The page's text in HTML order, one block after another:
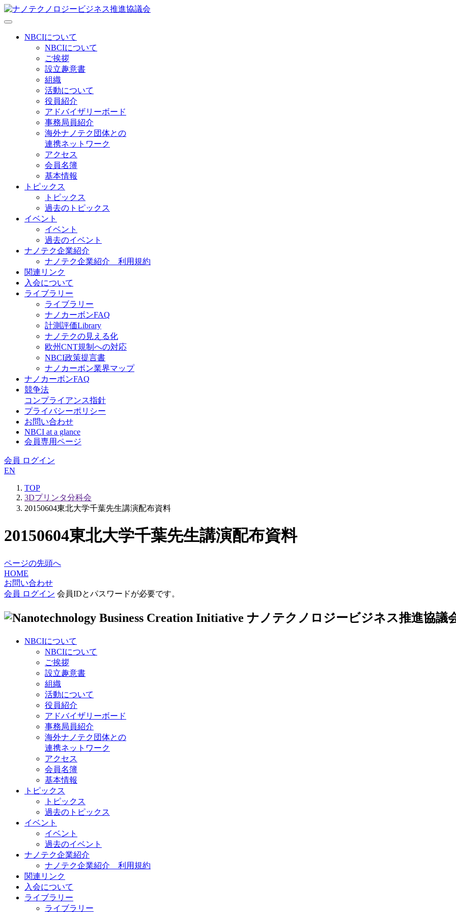
NBCIについて
NBCIについて
ご挨拶
設立趣意書
組織
活動について
役員紹介
アドバイザリーボード
事務局員紹介
海外ナノテク団体との
連携ネットワーク
アクセス
会員名簿
基本情報
トピックス
トピックス
過去のトピックス
イベント
イベント
過去のイベント
ナノテク企業紹介
ナノテク企業紹介 利用規約
関連リンク
入会について
ライブラリー
ライブラリー
ナノカーボンFAQ
計測評価Library
ナノテクの見える化
欧州CNT規制への対応
NBCI政策提言書
ナノカーボン業界マップ
ナノカーボンFAQ
競争法
コンプライアンス指針
プライバシーポリシー
お問い合わせ
NBCI at a glance
会員専用ページ
会員 ログイン
EN
TOP
3Dプリンタ分科会
20150604東北大学千葉先生講演配布資料
20150604東北大学千葉先生講演配布資料
ページの先頭へ
HOME
お問い合わせ
会員 ログイン 会員IDとパスワードが必要です。
ナノテクノロジービジネス推進協議
NBCIについて
NBCIについて
ご挨拶
設立趣意書
組織
活動について
役員紹介
アドバイザリーボード
事務局員紹介
海外ナノテク団体との
連携ネットワーク
アクセス
会員名簿
基本情報
トピックス
トピックス
過去のトピックス
イベント
イベント
過去のイベント
ナノテク企業紹介
ナノテク企業紹介 利用規約
関連リンク
入会について
ライブラリー
ライブラリー